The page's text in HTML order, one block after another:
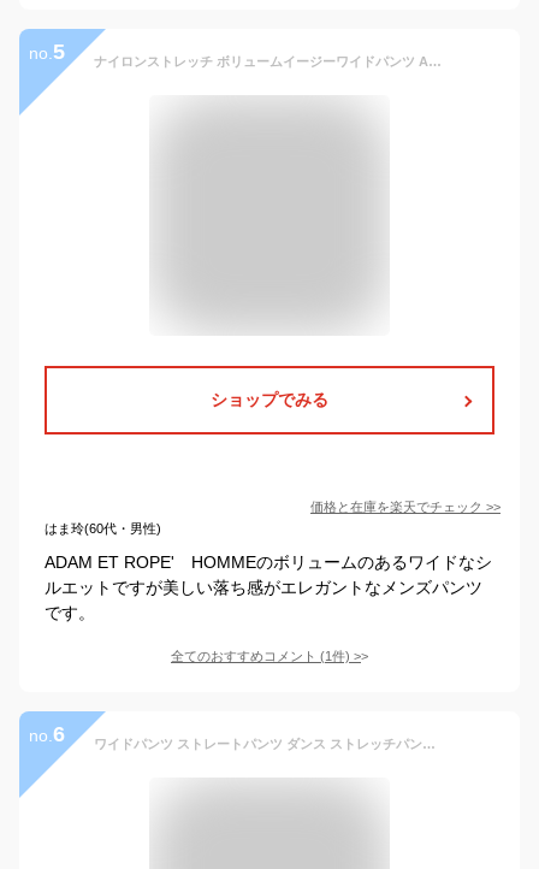
no. 5 ナイロンストレッチ ボリュームイージーワイドパンツ ADAM ET ROPE' HOMME アダムエロペ パンツ その他のパンツ ブラック グレー【送料無料】[Rakuten Fashion]
ショップでみる
価格と在庫を楽天でチェック >>
はま玲(60代・男性)
ADAM ET ROPE' HOMMEのボリュームのあるワイドなシ
ルエットですが美しい落ち感がエレガントなメンズパンツ
です。
全てのおすすめコメント (1件) >
no. 6 ワイドパンツ ストレートパンツ ダンス ストレッチパンツ ボトムス パンツ ストレッチ ゆったり ボトム 冬 秋冬 ワイドパンツレディース 接触冷感吸収速乾 速乾ドライ 撥水加工 春 大きいサイズ レディース メンズ きれいめ